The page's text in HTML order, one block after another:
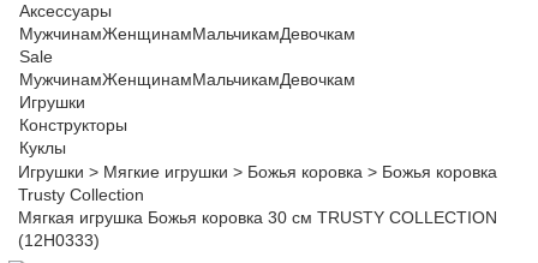
Аксессуары
МужчинамЖенщинамМальчикамДевочкам
Sale
МужчинамЖенщинамМальчикамДевочкам
Игрушки
Конструкторы
Куклы
Игрушки > Мягкие игрушки > Божья коровка > Божья коровка
Trusty Collection
Мягкая игрушка Божья коровка 30 см TRUSTY COLLECTION
(12H0333)